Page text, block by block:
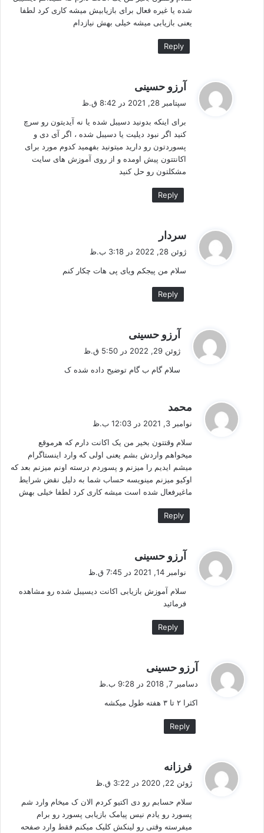
شده یا غیره فعال برای بازیابیش میشه کاری کرد لطفا
یعنی بازیابی میشه خیلی بهش نیازدام
Reply
آرزو حسینی
ف
:
سپتامبر 28, 2021 در 8:42 ق.ظ
برای اینکه بدونید دسیبل شده یا نه آیدیتون رو سرچ
کنید اگر نبود دیلیت یا دسیبل شده ، اگر آی دی و
پسوردتون رو دارید میتونید بفهمید کدوم مورد برای
اکانتتون پیش اومده و از روی آموزش های سایت
مشکلتون رو حل کنید
Reply
سردار
ژوئن 28, 2022 در 3:18 ب.ظ
سلام من پیجکم ویای پی هات چکار کنم
Reply
آرزو حسینی
:
ژوئن 29, 2022 در 5:50 ق.ظ
سلام گام ب گام توضیح داده شده ک
محمد
ف
:
نوامبر 3, 2021 در 12:03 ب.ظ
سلام وقتتون بخیر من یک اکانت دارم که هرموقع
میخواهم واردش بشم یعنی اولی که وارد اینستاگرام
میشم ایدیم را میزنم و پسوردم درسته اونم میزنم بعد که
اوکیو میزنم مینویسه حساب شما به دلیل نقض شرایط
ماغیرفعال شده است میشه کاری کرد لطفا خیلی بهش
Reply
آرزو حسینی
:
نوامبر 14, 2021 در 7:45 ق.ظ
سلام آموزش بازیابی اکانت دیسیبل شده رو مشاهده
فرمائید
Reply
آرزو حسینی
دسامبر 7, 2018 در 9:28 ب.ظ
اکثرا ۲ تا ۳ هفته طول میکشه
Reply
فرزانه
:
ژوئن 22, 2020 در 3:22 ق.ظ
سلام حسابم رو دی اکتیو کردم الان ک میخام وارد شم
پسورد رو یادم نیس پیامک بازیابی پسورد رو برام
میفرسته وقتی رو لینکش کلیک میکنم فقط وارد صفحه